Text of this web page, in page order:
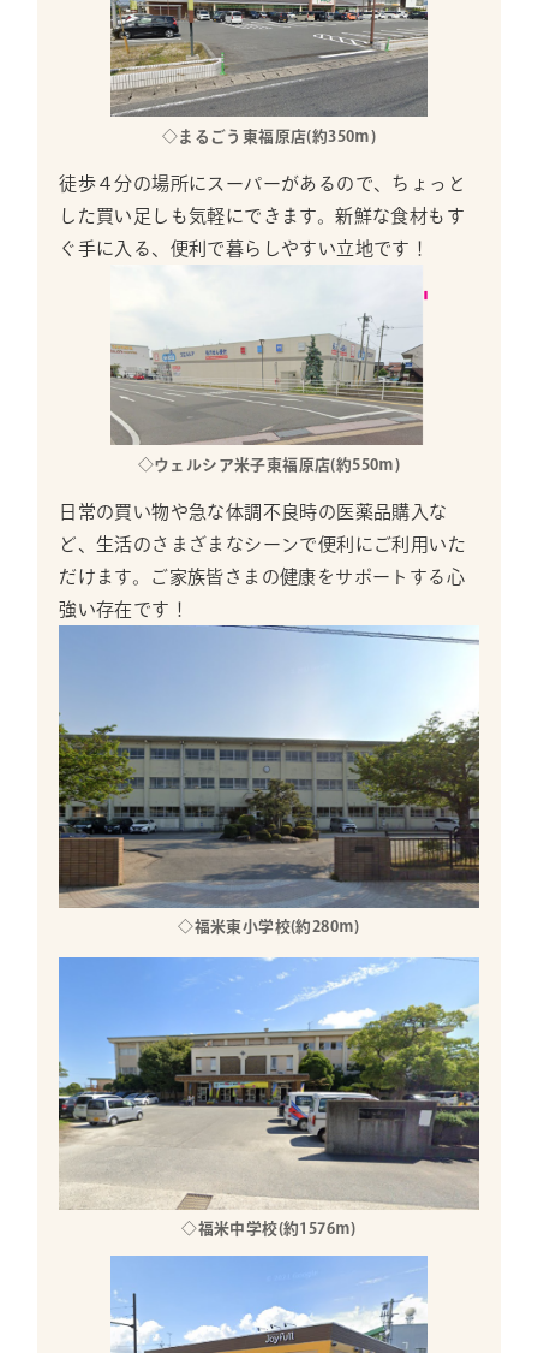
◇まるごう東福原店(約350ｍ)
徒歩４分の場所にスーパーがあるので、ちょっと
した買い足しも気軽にできます。新鮮な食材もす
ぐ手に入る、便利で暮らしやすい立地です！
◇ウェルシア米子東福原店(約550ｍ)
日常の買い物や急な体調不良時の医薬品購入な
ど、生活のさまざまなシーンで便利にご利用いた
だけます。ご家族皆さまの健康をサポートする心
強い存在です！
◇福米東小学校(約280ｍ)
◇福米中学校(約1576ｍ)